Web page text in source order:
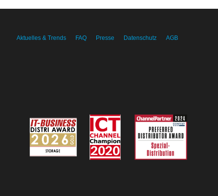
Aktuelles & Trends FAQ Presse Datenschutz AGB